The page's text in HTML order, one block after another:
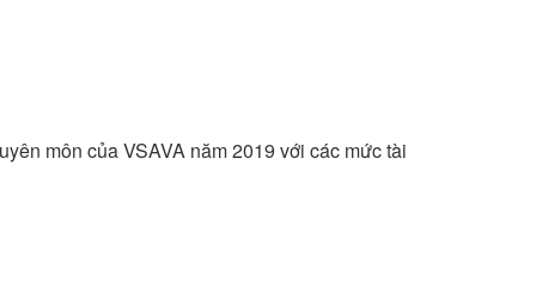
môn của VSAVA năm 2019 với các mức tài